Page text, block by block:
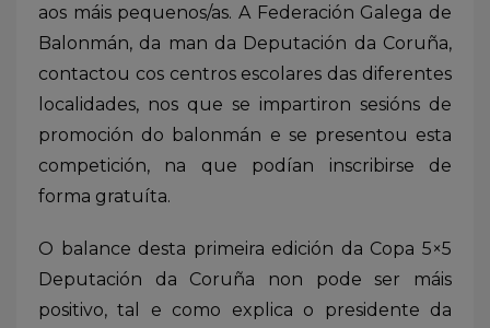
aos máis pequenos/as. A Federación Galega de
Balonmán, da man da Deputación da Coruña,
contactou cos centros escolares das diferentes
localidades, nos que se impartiron sesións de
promoción do balonmán e se presentou esta
competición, na que podían inscribirse de
forma gratuíta.
O balance desta primeira edición da Copa 5×5
Deputación da Coruña non pode ser máis
positivo, tal e como explica o presidente da